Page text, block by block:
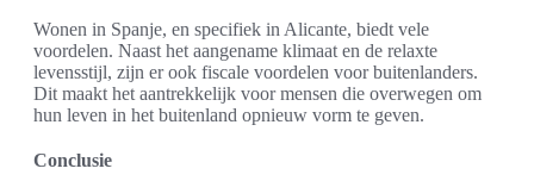
Wonen in Spanje, en specifiek in Alicante, biedt vele
voordelen. Naast het aangename klimaat en de relaxte
levensstijl, zijn er ook fiscale voordelen voor buitenlanders.
Dit maakt het aantrekkelijk voor mensen die overwegen om
hun leven in het buitenland opnieuw vorm te geven.
Conclusie